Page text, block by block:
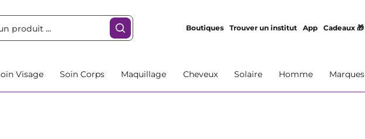
Boutiques Trouver un institut App Cadeaux 🎁
Visage Soin Corps Maquillage Cheveux Solaire Homme Marques